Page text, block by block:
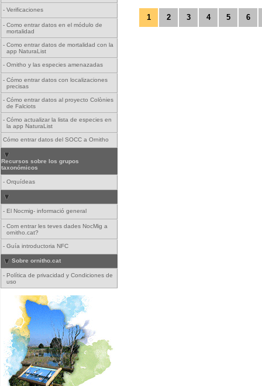
- Verificaciones
- Como entrar datos en el módulo de
mortalidad
- Como entrar datos de mortalidad con la
app NaturaList
- Ornitho y las especies amenazadas
- Cómo entrar datos con localizaciones
precisas
- Cómo entrar datos al proyecto Colònies
de Falciots
- Cómo actualizar la lista de especies en
la app NaturaList
Cómo entrar datos del SOCC a Ornitho
Recursos sobre los grupos
taxonómicos
- Orquídeas
- El Nocmig- informació general
- Com entrar les teves dades NocMig a
ornitho.cat?
- Guía introductoria NFC
Sobre ornitho.cat
- Política de privacidad y Condiciones de
uso
1 2 3 4 5 6